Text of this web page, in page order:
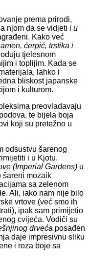
prema prirodi,
njom da se vidjeti i u
Kako već
ćerpić, trstika i
tjelesnom
i toplijim. Kada se
lahko i
bliskost japanske
i kulturom.
preovladavaju
te bijela boja
koji su pretežno u
odsustvu šarenog
i u Kjotu.
(Imperial Gardens) u
šareni mozaik
sa zelenom
Ali, iako nam nije bilo
vrtove (već smo ih
ipak sam primijetio
cvijeća. Vodiči su
drveća posađen
daje impresivnu sliku
i roza boje sa